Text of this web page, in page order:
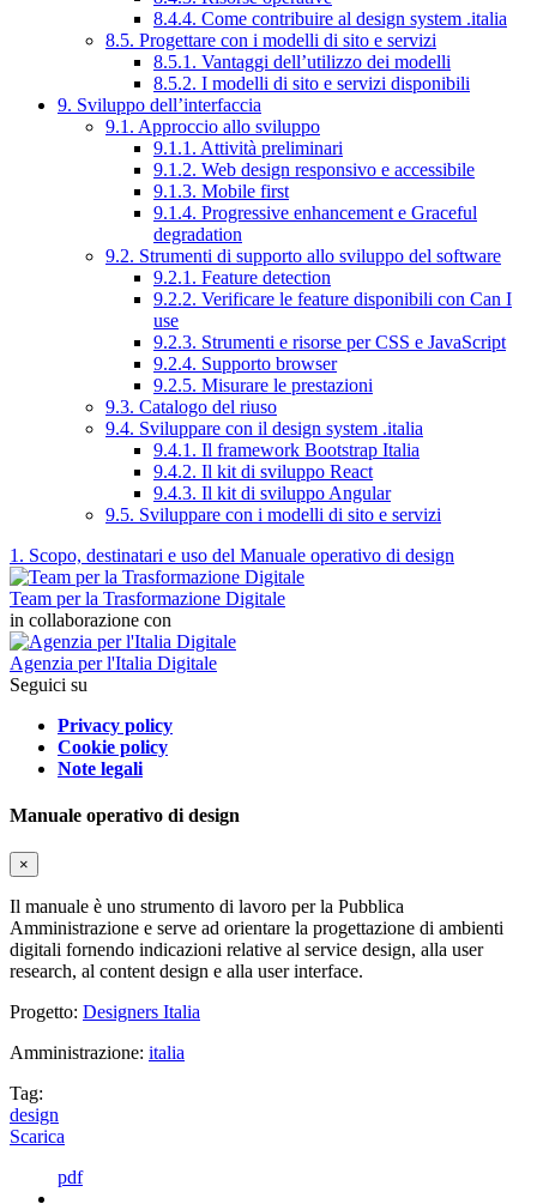
8.4.4. Come contribuire al design system .italia
8.5. Progettare con i modelli di sito e servizi
8.5.1. Vantaggi dell’utilizzo dei modelli
8.5.2. I modelli di sito e servizi disponibili
9. Sviluppo dell’interfaccia
9.1. Approccio allo sviluppo
9.1.1. Attività preliminari
9.1.2. Web design responsivo e accessibile
9.1.3. Mobile first
9.1.4. Progressive enhancement e Graceful
degradation
9.2. Strumenti di supporto allo sviluppo del software
9.2.1. Feature detection
9.2.2. Verificare le feature disponibili con Can I
use
9.2.3. Strumenti e risorse per CSS e JavaScript
9.2.4. Supporto browser
9.2.5. Misurare le prestazioni
9.3. Catalogo del riuso
9.4. Sviluppare con il design system .italia
9.4.1. Il framework Bootstrap Italia
9.4.2. Il kit di sviluppo React
9.4.3. Il kit di sviluppo Angular
9.5. Sviluppare con i modelli di sito e servizi
1. Scopo, destinatari e uso del Manuale operativo di design
Team per la Trasformazione Digitale
in collaborazione con
Agenzia per l'Italia Digitale
Seguici su
Privacy policy
Cookie policy
Note legali
Manuale operativo di design
×
Il manuale è uno strumento di lavoro per la Pubblica
Amministrazione e serve ad orientare la progettazione di ambienti
digitali fornendo indicazioni relative al service design, alla user
research, al content design e alla user interface.
Progetto: Designers Italia
Amministrazione: italia
Tag:
design
Scarica
pdf